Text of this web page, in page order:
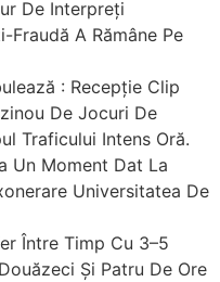
De Interpreți
A Rămâne Pe
: Recepție Clip
De Jocuri De
Traficului Intens Oră.
Un Moment Dat La
Universitatea De
Între Timp Cu 3–5
Și Patru De Ore